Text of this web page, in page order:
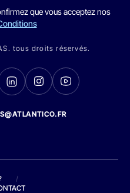
que vous acceptez nos
tous droits réservés.
/